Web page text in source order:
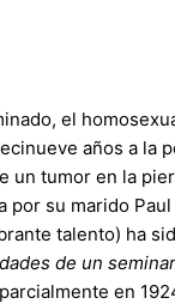
el
años a la
un tumor en la
por su marido
talento) ha
de un
en